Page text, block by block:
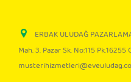
ERBAK ULUDAĞ
Mah. 3. Pazar Sk. No:115